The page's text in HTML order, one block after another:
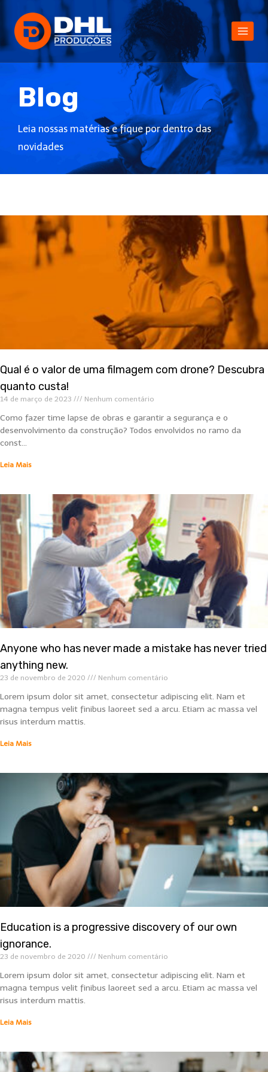
Blog
Leia nossas matérias e fique por dentro das
novidades
Qual é o valor de uma filmagem com drone? Descubra
quanto custa!
14 de março de 2023 Nenhum comentário
Como fazer time lapse de obras e garantir a segurança e o
desenvolvimento da construção? Todos envolvidos no ramo da
const…
Leia Mais
Anyone who has never made a mistake has never tried
anything new.
23 de novembro de 2020 Nenhum comentário
Lorem ipsum dolor sit amet, consectetur adipiscing elit. Nam et
magna tempus velit finibus laoreet sed a arcu. Etiam ac massa vel
risus interdum mattis.
Leia Mais
Education is a progressive discovery of our own
ignorance.
23 de novembro de 2020 Nenhum comentário
Lorem ipsum dolor sit amet, consectetur adipiscing elit. Nam et
magna tempus velit finibus laoreet sed a arcu. Etiam ac massa vel
risus interdum mattis.
Leia Mais